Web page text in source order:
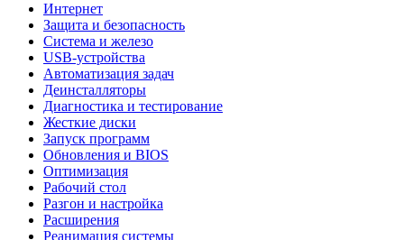
Интернет
Защита и безопасность
Система и железо
USB-устройства
Автоматизация задач
Деинсталляторы
Диагностика и тестирование
Жесткие диски
Запуск программ
Обновления и BIOS
Оптимизация
Рабочий стол
Разгон и настройка
Расширения
Реанимация системы